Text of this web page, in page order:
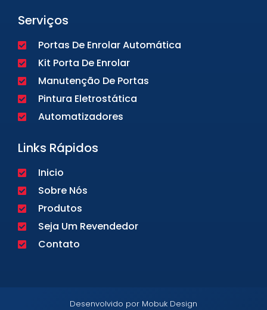
Serviços
Portas De Enrolar Automática
Kit Porta De Enrolar
Manutenção De Portas
Pintura Eletrostática
Automatizadores
Links Rápidos
Inicio
Sobre Nós
Produtos
Seja Um Revendedor
Contato
Desenvolvido por Mobuk Design